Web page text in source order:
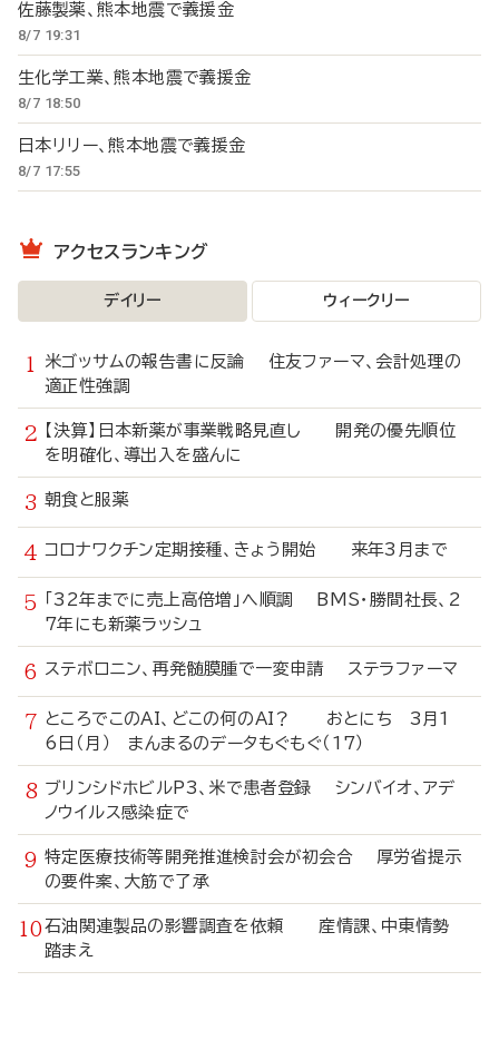
佐藤製薬、熊本地震で義援金
8/7 19:31
生化学工業、熊本地震で義援金
8/7 18:50
日本リリー、熊本地震で義援金
8/7 17:55
アクセスランキング
デイリー ウィークリー
米ゴッサムの報告書に反論 住友ファーマ、会計処理の
適正性強調
【決算】日本新薬が事業戦略見直し 開発の優先順位
を明確化、導出入を盛んに
朝食と服薬
コロナワクチン定期接種、きょう開始 来年3月まで
「32年までに売上高倍増」へ順調 BMS・勝間社長、2
7年にも新薬ラッシュ
ステボロニン、再発髄膜腫で一変申請 ステラファーマ
ところでこのAI、どこの何のAI？ おとにち 3月1
6日（月） まんまるのデータもぐもぐ（17）
ブリンシドホビルP3、米で患者登録 シンバイオ、アデ
ノウイルス感染症で
特定医療技術等開発推進検討会が初会合 厚労省提示
の要件案、大筋で了承
石油関連製品の影響調査を依頼 産情課、中東情勢
踏まえ